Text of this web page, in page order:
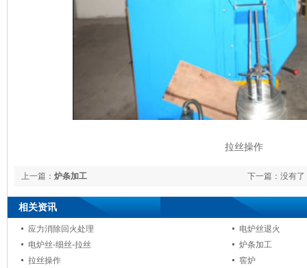
拉丝操作
下一篇：没有了
上一篇： 炉条加工
相关资讯
应力消除回火处理
电炉丝退火
电炉丝-细丝-拉丝
炉条加工
拉丝操作
窖炉